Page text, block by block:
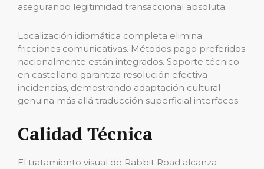
asegurando legitimidad transaccional absoluta.
Localización idiomática completa elimina
fricciones comunicativas. Métodos pago preferidos
nacionalmente están integrados. Soporte técnico
en castellano garantiza resolución efectiva
incidencias, demostrando adaptación cultural
genuina más allá traducción superficial interfaces.
Calidad Técnica
El tratamiento visual de Rabbit Road alcanza